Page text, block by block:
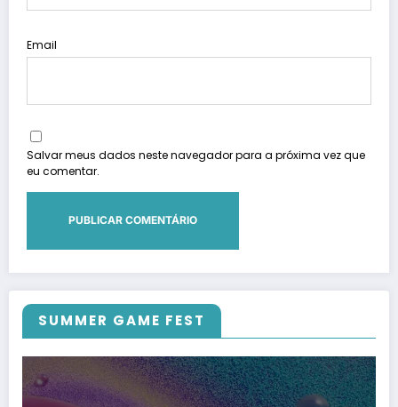
Email
Salvar meus dados neste navegador para a próxima vez que
eu comentar.
SUMMER GAME FEST